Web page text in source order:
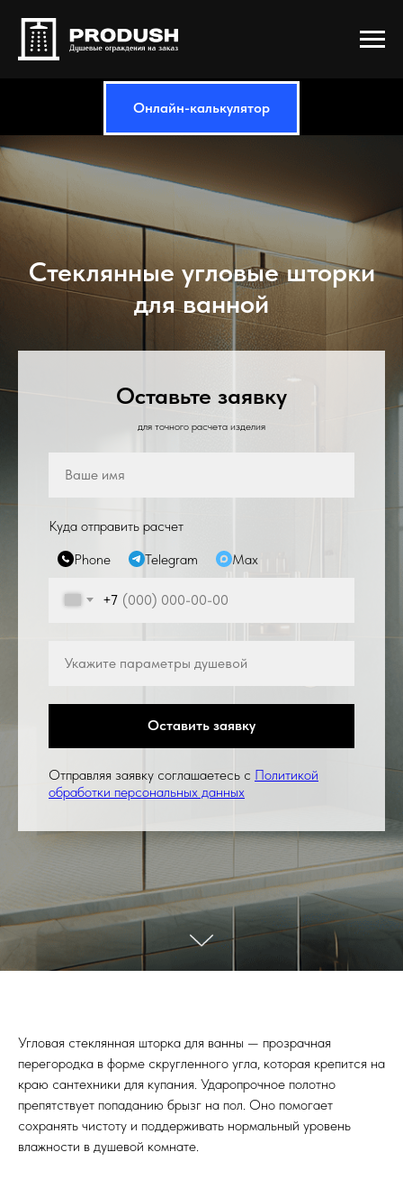
Онлайн-калькулятор
Стеклянные угловые шторки
для ванной
Оставьте заявку
для точного расчета изделия
Куда отправить расчет
Phone
Telegram Max
+7
Оставить заявку
Отправляя заявку соглашаетесь с Политикой
обработки персональных данных
Угловая стеклянная шторка для ванны — прозрачная
перегородка в форме скругленного угла, которая крепится на
краю сантехники для купания. Ударопрочное полотно
препятствует попаданию брызг на пол. Оно помогает
сохранять чистоту и поддерживать нормальный уровень
влажности в душевой комнате.